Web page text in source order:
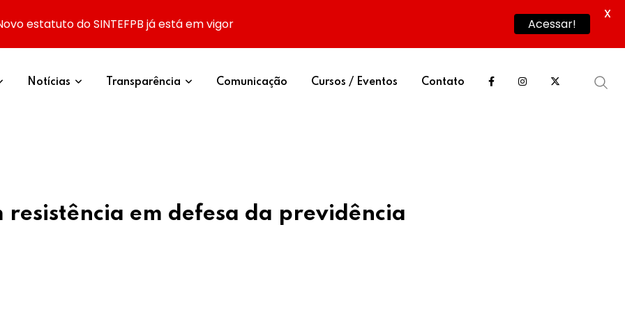
Notícias Transparência Comunicação Cursos / Eventos Contato
resistência em defesa da previdência
estatuto do SINTEFPB já está em vigor Acessar!
X